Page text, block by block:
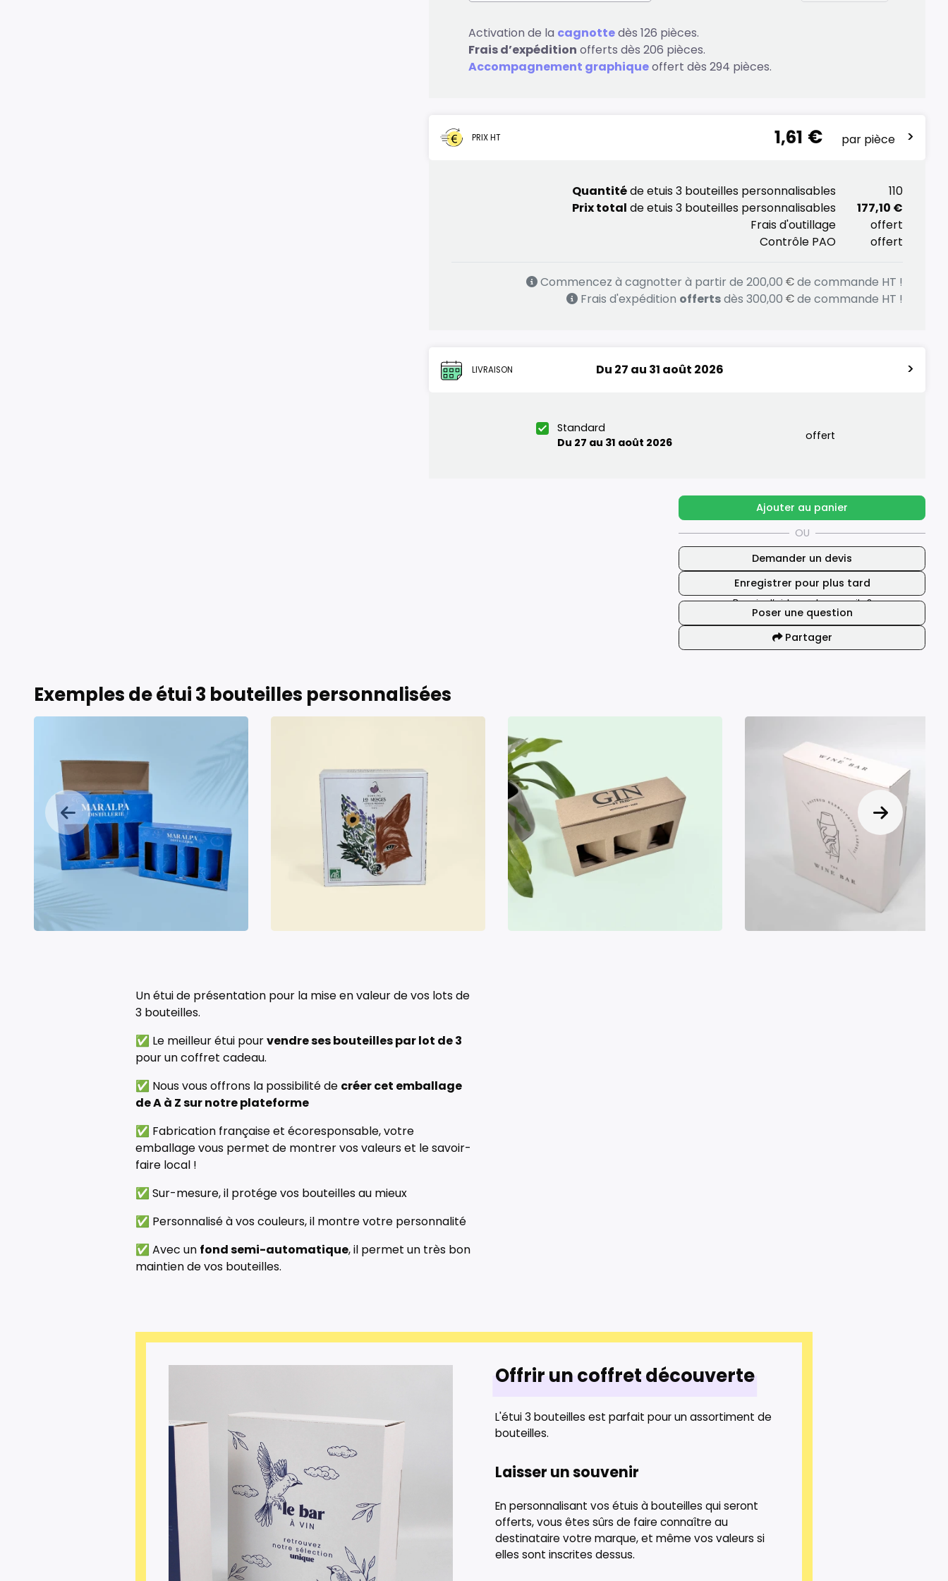
Activation de la cagnottedès 126 pièces.
Frais d’expédition offerts dès 206 pièces.
Accompagnement graphiqueoffert dès 294 pièces.
PRIX HT 1,61 par pièce >
Quantitéde etuis 3 bouteilles personnalisables
110
Prix total de etuis 3 bouteilles personnalisables
177,10 €
Frais d'outillage
offert
Contrôle PAO
offert
Commencez à cagnotter à partir de 200,00
de commande HT !
Frais d'expédition offertsdès 300,00 de commande HT !
LIVRAISON Du 27 au 31 août 2026 >
Standard
Du 27 au 31 août 2026
offert
Ajouter au panier
OU
Demander un devis
Enregistrer pour plus tard
Besoin d’aide ou de conseils ?
Poser une question
Partager
Exemples de étui 3 bouteilles personnalisées
Un étui de présentation pour la mise en valeur de vos lots de
3 bouteilles.
✅ Le meilleur étui pourvendre ses bouteilles par lot de 3
pour un coffret cadeau.
✅ Nous vous offrons la possibilité de créer cet emballage
de A à Z sur notre plateforme
✅ Fabrication française et écoresponsable, votre
emballage vous permet de montrer vos valeurs et le savoir-
faire local !
✅ Sur-mesure, il protége vos bouteilles au mieux
✅ Personnalisé à vos couleurs, il montre votre personnalité
✅ Avec un fond semi-automatique, il permet un très bon
maintien de vos bouteilles.
Offrir un coffret découverte
L'étui 3 bouteilles est parfait pour un assortiment de
bouteilles.
Laisser un souvenir
En personnalisant vos étuis à bouteilles qui seront
offerts, vous êtes sûrs de faire connaître au
destinataire votre marque, et même vos valeurs si
elles sont inscrites dessus.